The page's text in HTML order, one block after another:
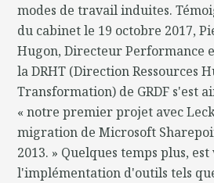
modes de travail induites.
du cabinet le 19 octobre 2017,
Hugon, Directeur Performance
la DRHT (Direction Ressources
Transformation) de GRDF s'est
« notre premier projet avec
migration de Microsoft
2013. » Quelques temps plus, est
l'implémentation d'outils tels